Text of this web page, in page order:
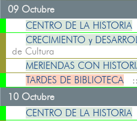
09 Octubre
CENTRO DE LA HISTORIA
CRECIMIENTO y
de Cultura
MERIENDAS CON
TARDES DE BIBLIOTECA
10 Octubre
CENTRO DE LA HISTORIA